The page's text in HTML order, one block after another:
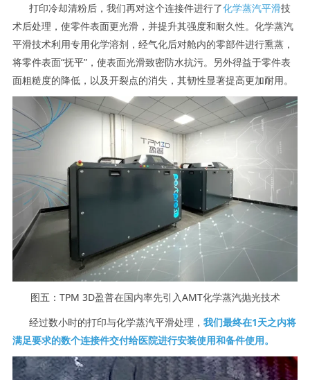
打印冷却清粉后，我们再对这个连接件进行了化学蒸汽平滑技
术后处理，使零件表面更光滑，并提升其强度和耐久性。化学蒸汽
平滑技术利用专用化学溶剂，经气化后对舱内的零部件进行熏蒸，
将零件表面“抚平”，使表面光滑致密防水抗污。另外得益于零件表
面粗糙度的降低，以及开裂点的消失，其韧性显著提高更加耐用。
图五：TPM 3D盈普在国内率先引入AMT化学蒸汽抛光技术
经过数小时的打印与化学蒸汽平滑处理， 我们最终在1天之内将
满足要求的数个连接件交付给医院进行安装使用和备件使用。